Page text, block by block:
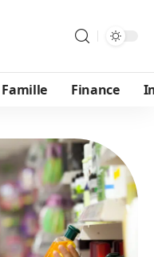
Famille Finance